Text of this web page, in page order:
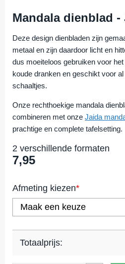
Mandala dienblad -
Deze design dienbladen zijn
metaal en zijn daardoor licht en
dus moeiteloos gebruiken voor
koude dranken en geschikt voor
schaaltjes.
Onze rechthoekige mandala
combineren met onze Jaida
prachtige en complete tafelsetting.
2 verschillende formaten
7,95
Afmeting kiezen*
Totaalprijs: